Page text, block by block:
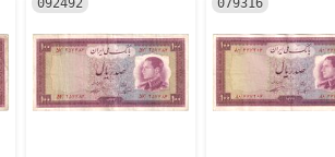
079316
092492